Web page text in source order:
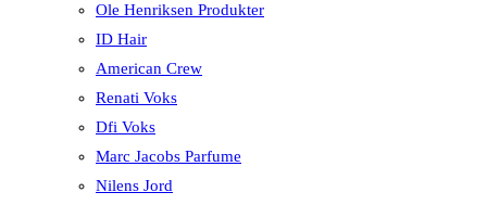
Ole Henriksen Produkter
ID Hair
American Crew
Renati Voks
Dfi Voks
Marc Jacobs Parfume
Nilens Jord